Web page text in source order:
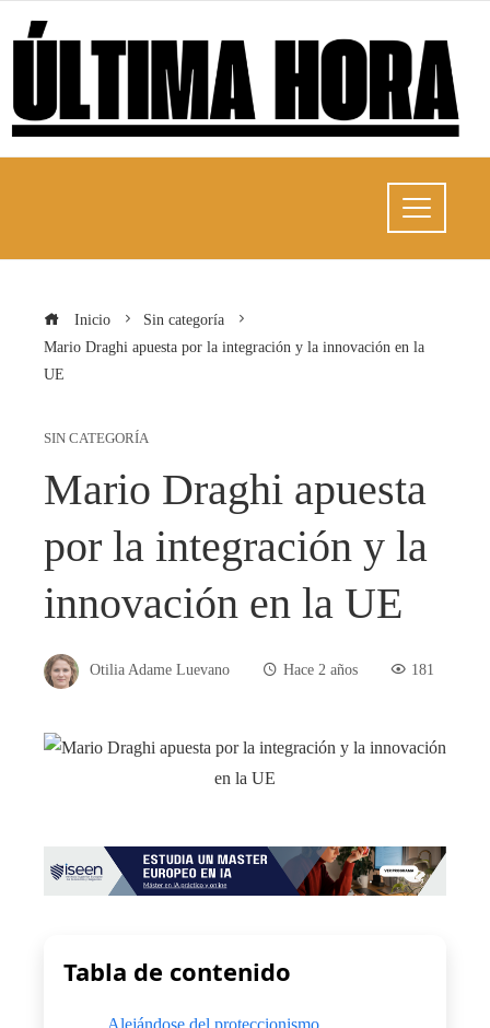
Inicio
Sin categoría
Mario Draghi apuesta por la integración y la innovación en la
UE
SIN CATEGORÍA
Mario Draghi apuesta
por la integración y la
innovación en la UE
Otilia Adame Luevano Hace 2 años 181
Tabla de contenido